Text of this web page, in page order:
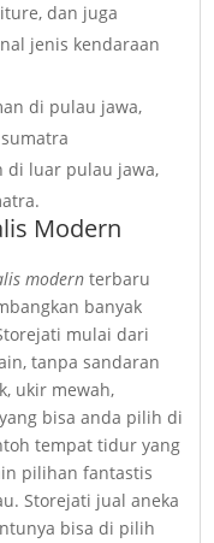
dan juga
jenis kendaraan
di pulau jawa,
di luar pulau jawa,
Modern
modern terbaru
banyak
mulai dari
tanpa sandaran
ukir mewah,
bisa anda pilih di
tempat tidur yang
pilihan fantastis
Storejati jual aneka
bisa di pilih